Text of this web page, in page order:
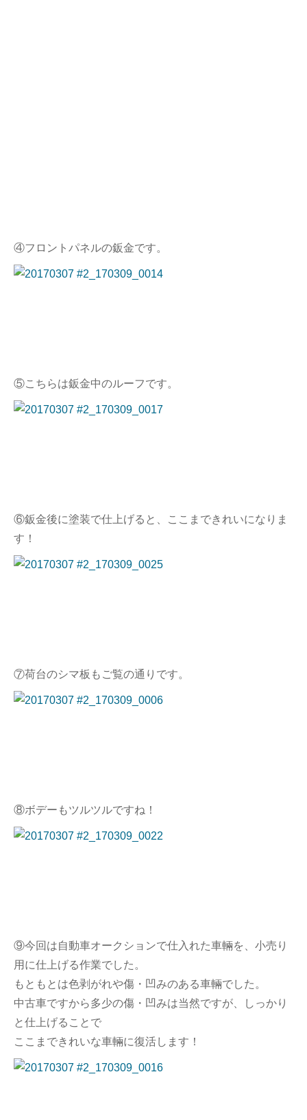
④フロントパネルの鈑金です。
⑤こちらは鈑金中のルーフです。
⑥鈑金後に塗装で仕上げると、ここまできれいになりま
す！
⑦荷台のシマ板もご覧の通りです。
⑧ボデーもツルツルですね！
⑨今回は自動車オークションで仕入れた車輛を、小売り
用に仕上げる作業でした。
もともとは色剥がれや傷・凹みのある車輛でした。
中古車ですから多少の傷・凹みは当然ですが、しっかり
と仕上げることで
ここまできれいな車輛に復活します！